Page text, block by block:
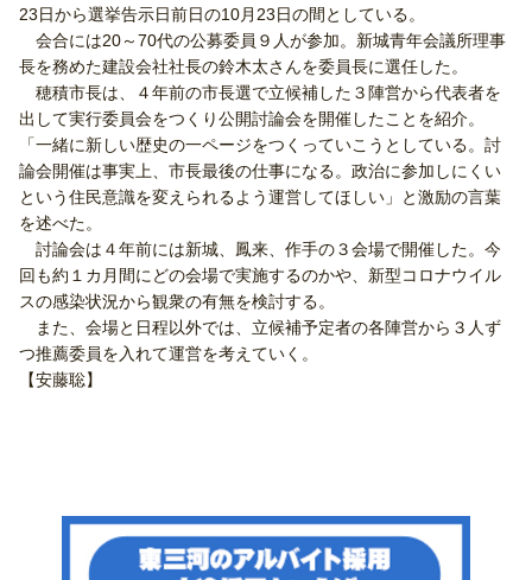
23日から選挙告示日前日の10月23日の間としている。
会合には20～70代の公募委員９人が参加。新城青年会議所理事
長を務めた建設会社社長の鈴木太さんを委員長に選任した。
穂積市長は、４年前の市長選で立候補した３陣営から代表者を
出して実行委員会をつくり公開討論会を開催したことを紹介。
「一緒に新しい歴史の一ページをつくっていこうとしている。討
論会開催は事実上、市長最後の仕事になる。政治に参加しにくい
という住民意識を変えられるよう運営してほしい」と激励の言葉
を述べた。
討論会は４年前には新城、鳳来、作手の３会場で開催した。今
回も約１カ月間にどの会場で実施するのかや、新型コロナウイル
スの感染状況から観衆の有無を検討する。
また、会場と日程以外では、立候補予定者の各陣営から３人ず
つ推薦委員を入れて運営を考えていく。
【安藤聡】